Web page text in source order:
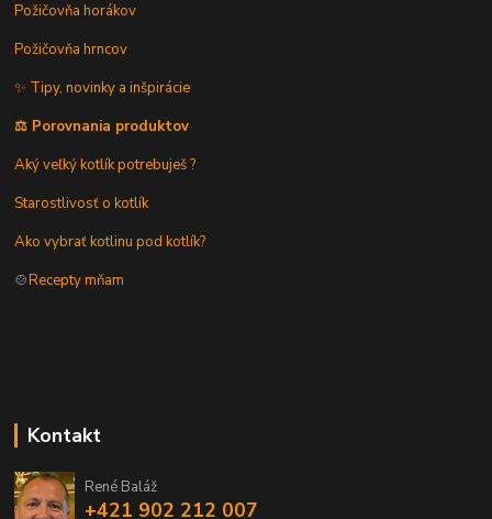
Požičovňa horákov
Požičovňa hrncov
✨ Tipy, novinky a inšpirácie
⚖️ Porovnania produktov
Aký veľký kotlík potrebuješ ?
Starostlivosť o kotlík
Ako vybrať kotlinu pod kotlík?
🍲Recepty mňam
Kontakt
René Baláž
+421 902 212 007